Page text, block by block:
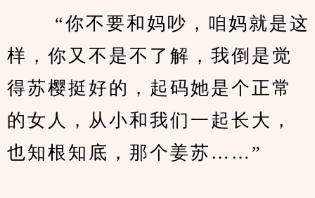
“你不要和妈吵，咱妈就是这
样，你又不是不了解，我倒是觉
得苏樱挺好的，起码她是个正常
的女人，从小和我们一起长大，
也知根知底，那个姜苏……”